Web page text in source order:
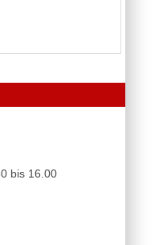
bis 16.00